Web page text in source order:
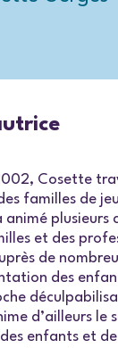
Cosette
familles de
animé plusieurs
et des
de
des
d’ailleurs le
enfants et